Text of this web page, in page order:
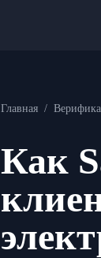
Главная /
Как